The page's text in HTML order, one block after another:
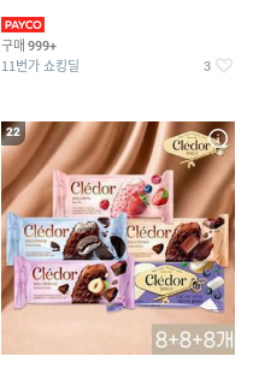
구매 999+
11번가 쇼킹딜 3
22